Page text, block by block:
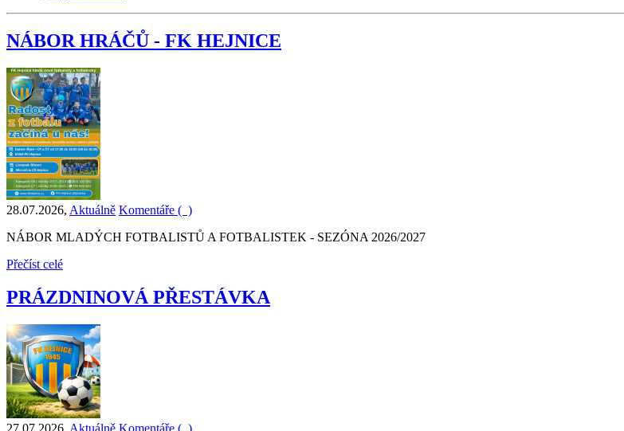
NÁBOR HRÁČŮ - FK HEJNICE
28.07.2026, Aktuálně Komentáře ( )
NÁBOR MLADÝCH FOTBALISTŮ A FOTBALISTEK - SEZÓNA 2026/2027
Přečíst celé
PRÁZDNINOVÁ PŘESTÁVKA